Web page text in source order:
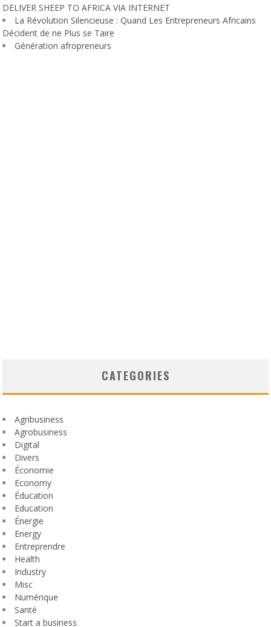
DELIVER SHEEP TO AFRICA VIA INTERNET
La Révolution Silencieuse : Quand Les Entrepreneurs Africains
Décident de ne Plus se Taire
Génération afropreneurs
CATEGORIES
Agribusiness
Agrobusiness
Digital
Divers
Économie
Economy
Éducation
Education
Énergie
Energy
Entreprendre
Health
Industry
Misc
Numérique
Santé
Start a business